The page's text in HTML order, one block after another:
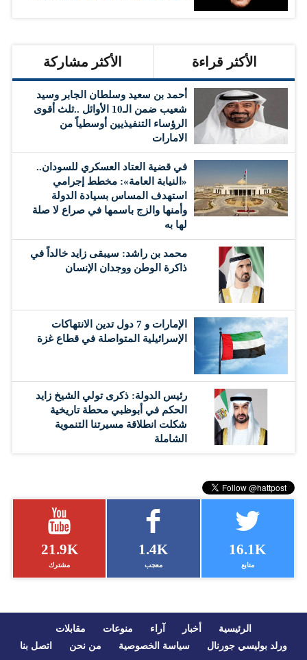
الأكثر قراءة الأكثر مشاركة
أحمد بن سعيد وسلطان الجابر وسيد
شعيب ضمن الـ10 الأوائل ..ثلث أقوى
الرؤساء التنفيذيين أوسطياً من
الامارات
في قضية العتاد العسكري للسودان..
«النيابة العامة»: مخطط إجرامي
استهدف المساس بسيادة الدولة
وأمنها والزج باسمها في صراع لا صلة
لها به
محمد بن راشد: سيبقى زايد خالداً في
ذاكرة الوطن ووجدان الإنسان
الإمارات و 7 دول تدين الانتهاكات
الإسرائيلية المتواصلة في قطاع غزة
رئيس الدولة: ذكرى تولي الشيخ زايد
الحكم في أبوظبي محطة تاريخية
شكلت انطلاقة مسيرتنا التنموية
الشاملة
21.9K
مشترك
1.4K
معجب
16.1K
متابع
الرئيسية أخبار آراء منوعات
مقابلات
ورلد بوليسي جورنال
سياسة الخصوصية من نحن اتصل بنا